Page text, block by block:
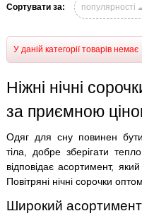
Сортувати за: популярності
У даній категорії товарів немає
Ніжні нічні
за приємною
Одяг для сну повинен
тіла, добре зберігати
відповідає асортимент,
Повітряні нічні сорочки
Широкий асортимент